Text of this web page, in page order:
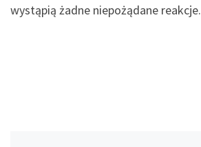
wystąpią żadne niepożądane reakcje.